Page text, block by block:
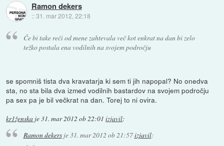
Ramon dekers
::31. mar 2012, 22:18
Če bi take reči od mene zahtevala več kot enkrat na dan bi zelo
težko postala ena vodilnih na svojem področju
se spomniš tista dva kravatarja ki sem ti jih napopal? No onedva
sta, no sta bila dva izmed vodilnih bastardov na svojem področju
pa sex pa je bil večkrat na dan. Torej to ni ovira.
kr1ženska je31. mar 2012 ob 22:01 izjavil:
Ramon dekersje31. mar 2012 ob 21:57izjavil: